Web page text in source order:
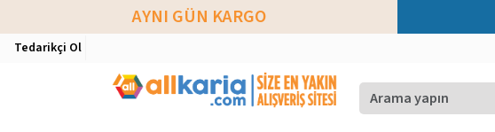
AYNI GÜN KARGO
Tedarikçi Ol